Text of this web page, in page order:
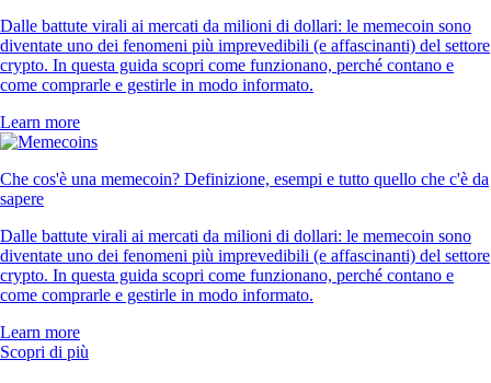
Dalle battute virali ai mercati da milioni di dollari: le memecoin sono
diventate uno dei fenomeni più imprevedibili (e affascinanti) del settore
crypto. In questa guida scopri come funzionano, perché contano e
come comprarle e gestirle in modo informato.
Learn more
Che cos'è una memecoin? Definizione, esempi e tutto quello che c'è da
sapere
Dalle battute virali ai mercati da milioni di dollari: le memecoin sono
diventate uno dei fenomeni più imprevedibili (e affascinanti) del settore
crypto. In questa guida scopri come funzionano, perché contano e
come comprarle e gestirle in modo informato.
Learn more
Scopri di più